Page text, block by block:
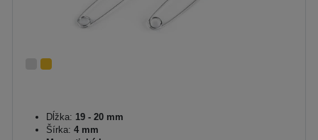
Dĺžka: 19 - 20 mm
Šírka: 4 mm